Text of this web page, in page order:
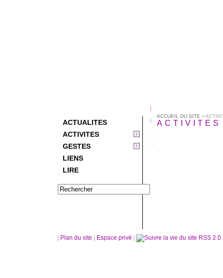
ACTUALITES
ACTIVITES
GESTES
LIENS
LIRE
ACCUEIL DU SITE >
ACTIVITES
Plan du site Espace privé RSS 2.0